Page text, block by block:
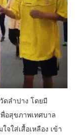
ดลำปาง โดยมี
อสุขภาพเทศบาล
จใส่เสื้อเหลือง เข้า